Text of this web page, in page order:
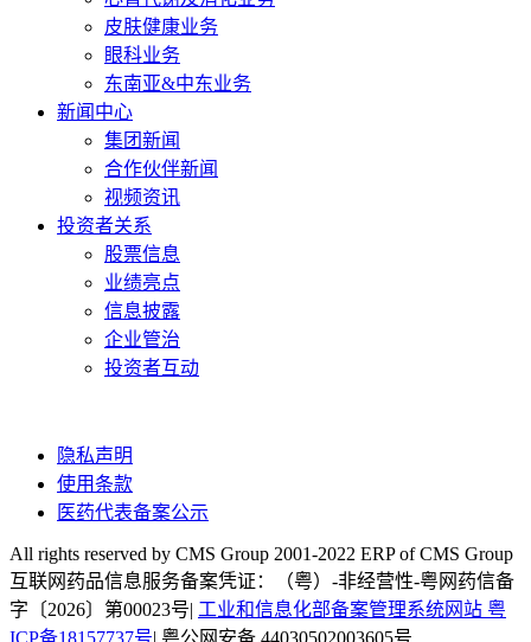
皮肤健康业务
眼科业务
东南亚&中东业务
新闻中心
集团新闻
合作伙伴新闻
视频资讯
投资者关系
股票信息
业绩亮点
信息披露
企业管治
投资者互动
隐私声明
使用条款
医药代表备案公示
All rights reserved by CMS Group 2001-2022 ERP of CMS Group
互联网药品信息服务备案凭证：（粤）-非经营性-粤网药信备
字〔2026〕第00023号| 工业和信息化部备案管理系统网站 粤
ICP备18157737号| 粤公网安备 44030502003605号